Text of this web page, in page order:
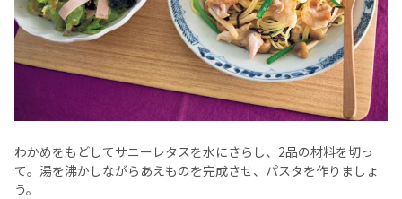
わかめをもどしてサニーレタスを水にさらし、2品の材料を切っ
て。湯を沸かしながらあえものを完成させ、パスタを作りましょ
う。